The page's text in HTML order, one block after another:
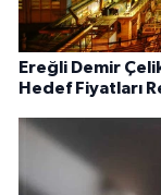
Ereğli Demir
Hedef Fiyatları